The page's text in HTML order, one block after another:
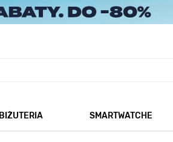
BIŻUTERIA
SMARTWATCHE